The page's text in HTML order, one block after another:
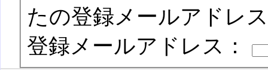
たの登録メールアドレ
登録メールアドレス：